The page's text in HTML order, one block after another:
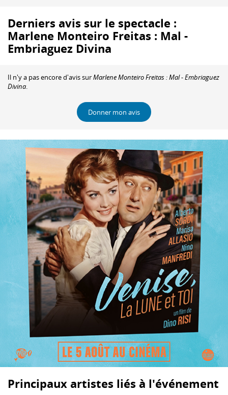
Derniers avis sur le spectacle :
Marlene Monteiro Freitas : Mal -
Embriaguez Divina
Il n'y a pas encore d'avis surMarlene Monteiro Freitas : Mal - Embriaguez
Divina.
Donner mon avis
Principaux artistes liés à l'événement